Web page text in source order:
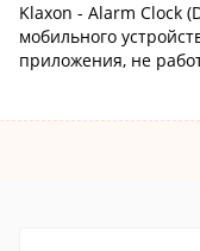
Klaxon - Alarm Clock
мобильного
приложения, не